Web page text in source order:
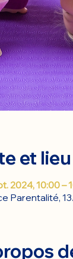
et lieu
2024, 10:00 –
Parentalité,